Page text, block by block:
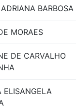
BARBOSA
MORAES
DE CARVALHO
ELISANGELA